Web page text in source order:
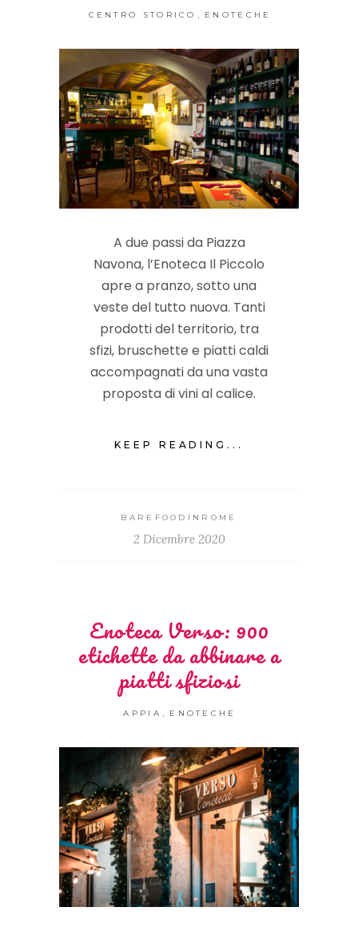
CENTRO STORICO , ENOTECHE
A due passi da Piazza
Navona, l’Enoteca Il Piccolo
apre a pranzo, sotto una
veste del tutto nuova. Tanti
prodotti del territorio, tra
sfizi, bruschette e piatti caldi
accompagnati da una vasta
proposta di vini al calice.
KEEP READING...
BAREFOODINROME
2 Dicembre 2020
Enoteca Verso: 900
etichette da abbinare a
piatti sfiziosi
APPIA ENOTECHE